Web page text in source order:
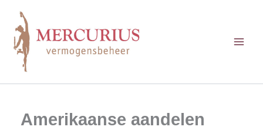
inhoud
Amerikaanse aandelen